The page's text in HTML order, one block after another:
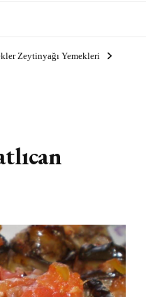
Zeytinyağı Yemekleri